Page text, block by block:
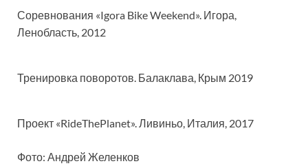
Соревнования «Igora Bike Weekend». Игора,
Ленобласть, 2012
Тренировка поворотов. Балаклава, Крым 2019
Проект «RideThePlanet». Ливиньо, Италия, 2017
Фото: Андрей Желенков